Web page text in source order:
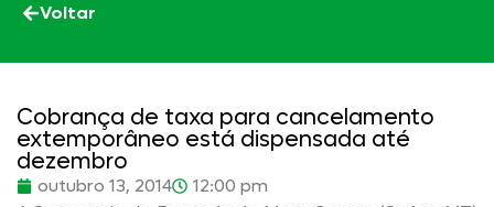
Voltar
Cobrança de taxa para cancelamento
extemporâneo está dispensada até
dezembro
outubro 13, 2014
12:00 pm